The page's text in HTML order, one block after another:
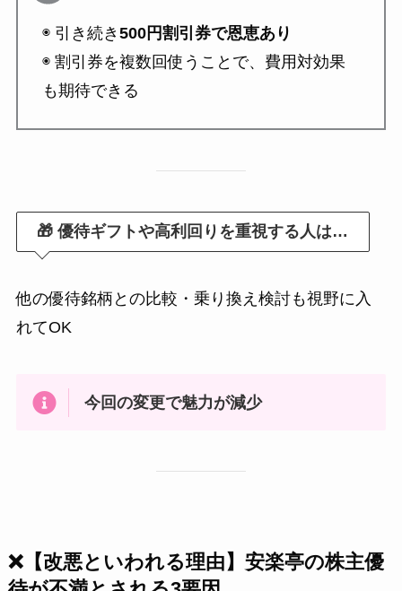
◉ 引き続き 500円割引券で恩恵あり
◉ 割引券を複数回使うことで、費用対効果
も期待できる
🎁 優待ギフトや高利回りを重視する人は…
他の優待銘柄との比較・乗り換え検討も視野に入
れてOK
今回の変更で魅力が減少
❌【改悪といわれる理由】安楽亭の株主優